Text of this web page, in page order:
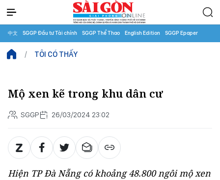
中文 SGGP Đầu tư Tài chính SGGP Thể Thao English Edition SGGP Epaper
TÔI CÓ THẤY
Mộ xen kẽ trong khu dân cư
SGGP 26/03/2024 23:02
Hiện TP Đà Nẵng có khoảng 48.800 ngôi mộ xen